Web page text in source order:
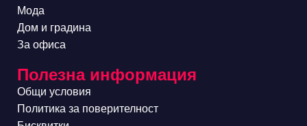
Мода
Дом и градина
За офиса
Полезна информация
Общи условия
Политика за поверителност